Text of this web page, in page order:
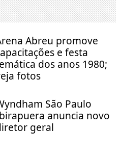
Abreu promove
e festa
dos anos 1980;
fotos
São Paulo
anuncia novo
geral